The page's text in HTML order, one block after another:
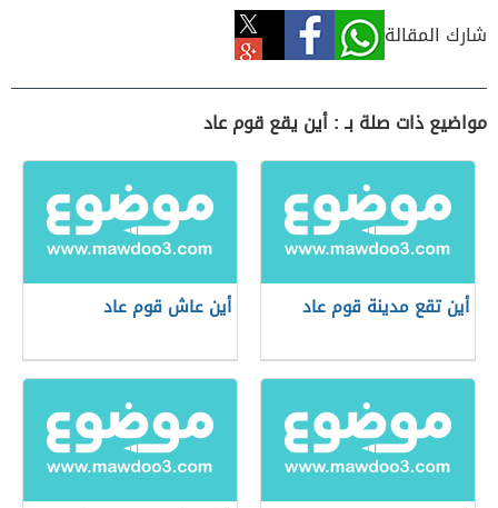
شارك المقالة
مواضيع ذات صلة بـ : أين يقع قوم عاد
أين تقع مدينة قوم عاد أين عاش قوم عاد